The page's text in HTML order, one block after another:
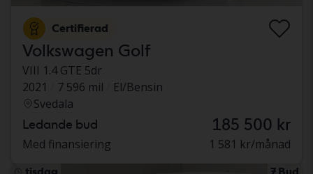
Certifierad
Volkswagen Golf
VIII 1.4 GTE 5dr
2021
7 596 mil
El/Bensin
Svedala
Ledande bud 185 500 kr
Med finansiering 1 581 kr/månad